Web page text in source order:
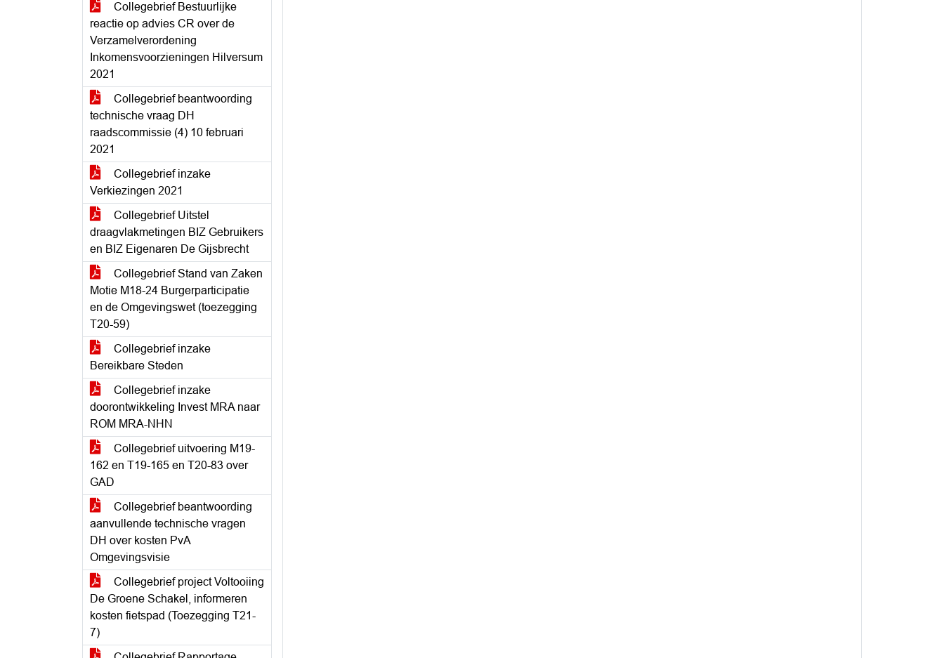
Collegebrief Bestuurlijke
reactie op advies CR over de
Verzamelverordening
Inkomensvoorzieningen Hilversum
2021
Collegebrief beantwoording
technische vraag DH
raadscommissie (4) 10 februari
2021
Collegebrief inzake
Verkiezingen 2021
Collegebrief Uitstel
draagvlakmetingen BIZ Gebruikers
en BIZ Eigenaren De Gijsbrecht
Collegebrief Stand van Zaken
Motie M18-24 Burgerparticipatie
en de Omgevingswet (toezegging
T20-59)
Collegebrief inzake
Bereikbare Steden
Collegebrief inzake
doorontwikkeling Invest MRA naar
ROM MRA-NHN
Collegebrief uitvoering M19-
162 en T19-165 en T20-83 over
GAD
Collegebrief beantwoording
aanvullende technische vragen
DH over kosten PvA
Omgevingsvisie
Collegebrief project Voltooiing
De Groene Schakel, informeren
kosten fietspad (Toezegging T21-
7)